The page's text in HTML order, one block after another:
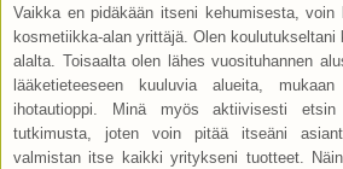
Vaikka en pidäkään itseni kehumisesta, voin
kosmetiikka-alan yrittäjä. Olen
alalta. Toisaalta olen lähes vuosituhannen
lääketieteeseen kuuluvia alueita,
ihotautioppi. Minä myös aktiivisesti
tutkimusta, joten voin pitää itseäni
valmistan itse kaikki yritykseni tuotteet.